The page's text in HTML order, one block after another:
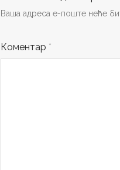
Ваша адреса е-поште неће
Коментар *